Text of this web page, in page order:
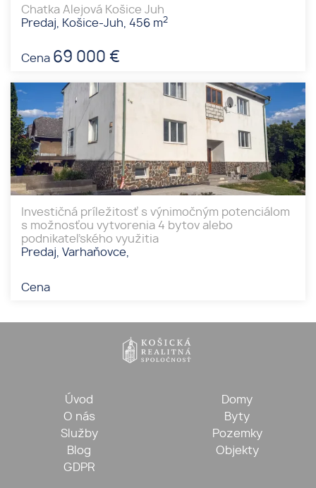
Chatka Alejová Košice Juh
Predaj, Košice-Juh, 456 m2
Cena 69 000 €
Investičná príležitosť s výnimočným potenciálom
s možnosťou vytvorenia 4 bytov alebo
podnikateľského využitia
Predaj, Varhaňovce,
Cena
Úvod
O nás
Služby
Blog
GDPR
Domy
Byty
Pozemky
Objekty